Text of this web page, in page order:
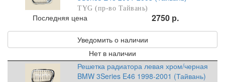
TYG (пр-во Тайвань)
Последняя цена 2750 р.
Уведомить о наличии
Нет в наличии
Решетка радиатора левая хром/черная
BMW 3Series E46 1998-2001 (Тайвань)